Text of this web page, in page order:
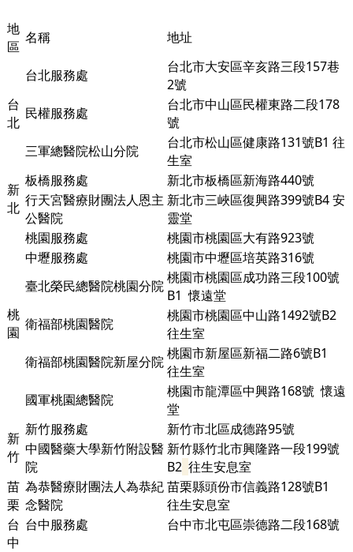
地
區
名稱 地址
台
北
台北服務處
台北市大安區辛亥路三段157巷
2號
民權服務處
台北市中山區民權東路二段178
號
三軍總醫院松山分院
台北市松山區健康路131號B1 往
生室
新
北
板橋服務處
新北市板橋區新海路440號
行天宮醫療財團法人恩主
公醫院
新北市三峽區復興路399號B4 安
靈堂
桃
園
桃園服務處
桃園市桃園區大有路923號
中壢服務處
桃園市中壢區培英路316號
臺北榮民總醫院桃園分院桃園市桃園區成功路三段100號
B1 懷遠堂
衛福部桃園醫院
桃園市桃園區中山路1492號B2
往生室
衛福部桃園醫院新屋分院桃園市新屋區新福二路6號B1
往生室
國軍桃園總醫院
桃園市龍潭區中興路168號 懷遠
堂
新
竹
新竹服務處
新竹市北區成德路95號
中國醫藥大學新竹附設醫
院
新竹縣竹北市興隆路一段199號
B2 往生安息室
苗
栗
為恭醫療財團法人為恭紀
念醫院
苗栗縣頭份市信義路128號B1
往生安息室
台
中
台中服務處 台中市北屯區崇德路二段168號